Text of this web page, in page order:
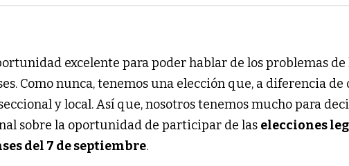
excelente para poder hablar de los problemas de
Como nunca, tenemos una elección que, a diferencia de
y local. Así que, nosotros tenemos mucho para
sobre la oportunidad de participar de las elecciones
del 7 de septiembre.